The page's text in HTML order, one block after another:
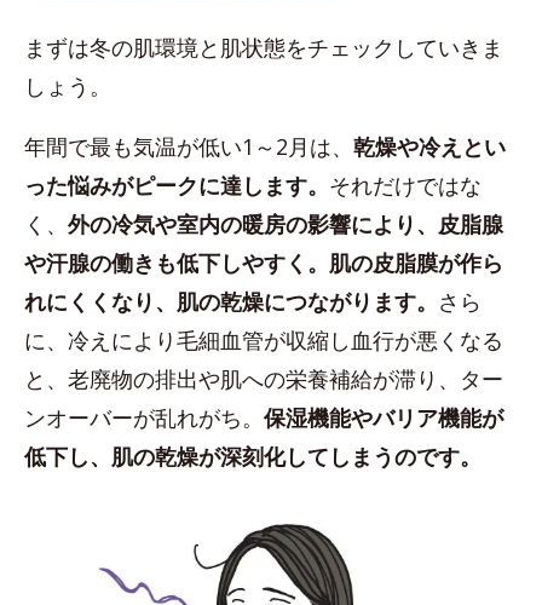
まずは冬の肌環境と肌状態をチェックしていきま
しょう。
年間で最も気温が低い1～2月は、 乾燥や冷えとい
った悩みがピークに達します。 それだけではな
く、 外の冷気や室内の暖房の影響により、皮脂腺
や汗腺の働きも低下しやすく。肌の皮脂膜が作ら
れにくくなり、肌の乾燥につながります。 さら
に、冷えにより毛細血管が収縮し血行が悪くなる
と、老廃物の排出や肌への栄養補給が滞り、ター
ンオーバーが乱れがち。 保湿機能やバリア機能が
低下し、肌の乾燥が深刻化してしまうのです。